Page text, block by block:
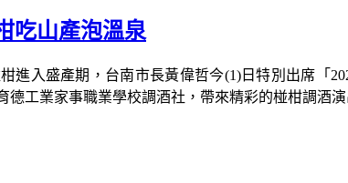
吃山產泡溫泉
進入盛產期，台南市長黃偉哲今(1)日特別出席「
工業家事職業學校調酒社，帶來精彩的椪柑調酒